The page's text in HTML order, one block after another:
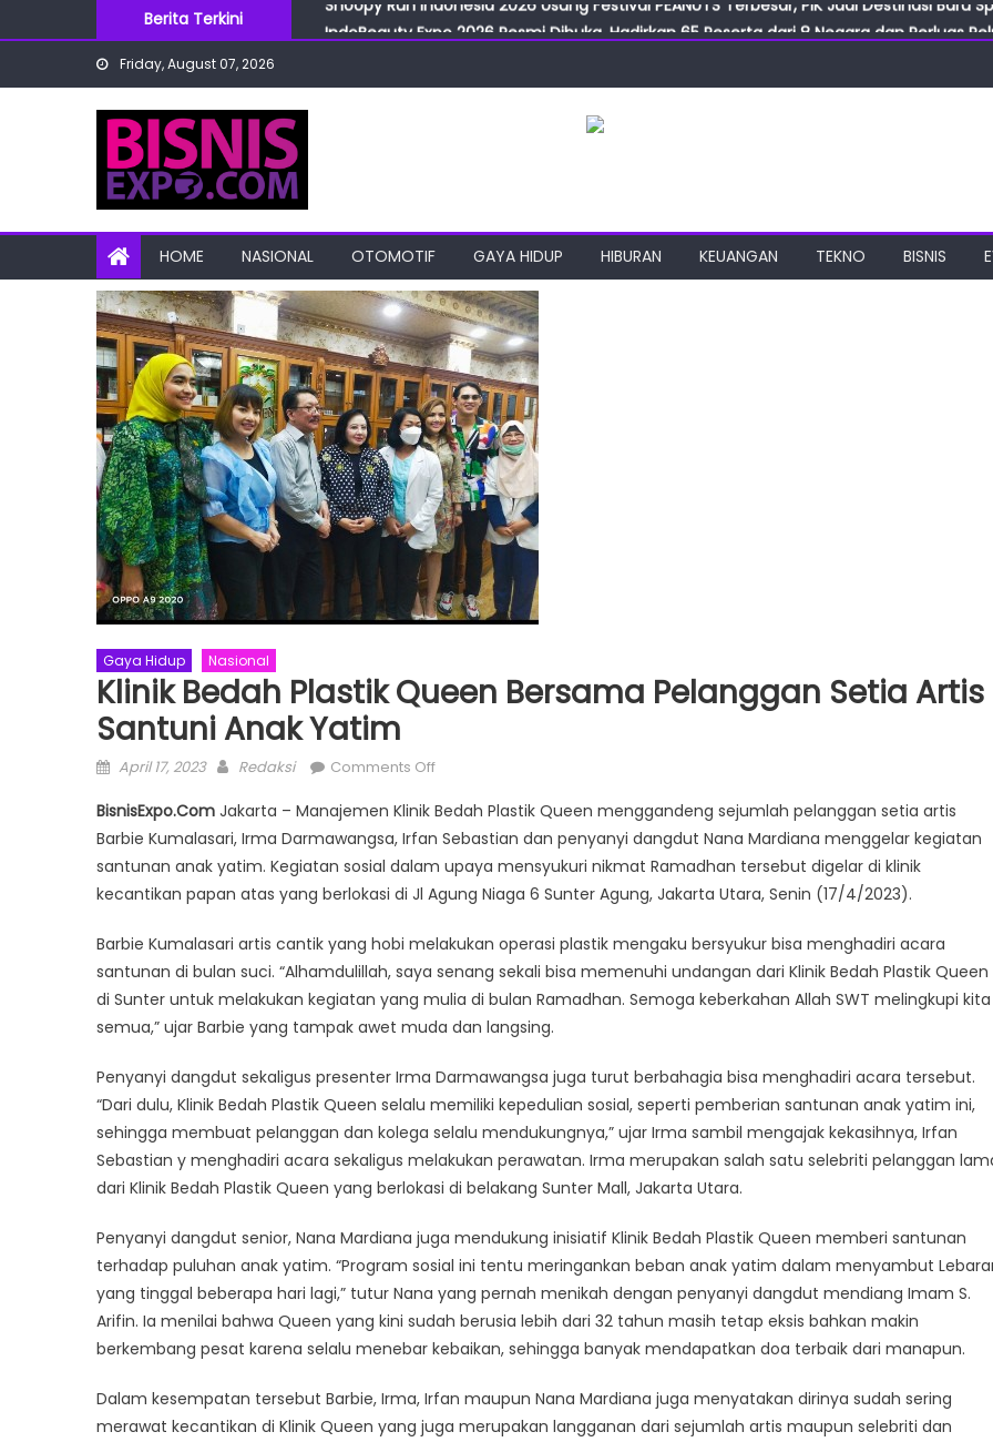
to
Berita Terkini
IndoBeauty Expo 2026 Resmi Dibuka, Hadirkan 65 Peserta dari 8 Negara dan Perluas
Snoopy Run Indonesia 2026 Usung Festival PEANUTS Terbesar, PIK Jadi Destinasi Baru
Friday, August 07, 2026
HOME NASIONAL OTOMOTIF GAYA HIDUP HIBURAN KEUANGAN TEKNO BISNIS
Gaya Hidup Nasional
Klinik Bedah Plastik Queen Bersama Pelanggan Setia Artis
Santuni Anak Yatim
Posted
April 17, 2023 Author
Redaksi Comments Offon
Bedah
Plastik
Queen
Bersama
Setia
Artis
Santuni
Anak
BisnisExpo.Com Jakarta – Manajemen Klinik Bedah Plastik Queen menggandeng sejumlah pelanggan setia artis
Barbie Kumalasari, Irma Darmawangsa, Irfan Sebastian dan penyanyi dangdut Nana Mardiana menggelar kegiatan
santunan anak yatim. Kegiatan sosial dalam upaya mensyukuri nikmat Ramadhan tersebut digelar di klinik
kecantikan papan atas yang berlokasi di Jl Agung Niaga 6 Sunter Agung, Jakarta Utara, Senin (17/4/2023).
Barbie Kumalasari artis cantik yang hobi melakukan operasi plastik mengaku bersyukur bisa menghadiri acara
santunan di bulan suci. “Alhamdulillah, saya senang sekali bisa memenuhi undangan dari Klinik Bedah Plastik Queen
di Sunter untuk melakukan kegiatan yang mulia di bulan Ramadhan. Semoga keberkahan Allah SWT melingkupi kita
semua,” ujar Barbie yang tampak awet muda dan langsing.
Penyanyi dangdut sekaligus presenter Irma Darmawangsa juga turut berbahagia bisa menghadiri acara tersebut.
“Dari dulu, Klinik Bedah Plastik Queen selalu memiliki kepedulian sosial, seperti pemberian santunan anak yatim ini,
sehingga membuat pelanggan dan kolega selalu mendukungnya,” ujar Irma sambil mengajak kekasihnya, Irfan
Sebastian y menghadiri acara sekaligus melakukan perawatan. Irma merupakan salah satu selebriti pelanggan
dari Klinik Bedah Plastik Queen yang berlokasi di belakang Sunter Mall, Jakarta Utara.
Penyanyi dangdut senior, Nana Mardiana juga mendukung inisiatif Klinik Bedah Plastik Queen memberi santunan
terhadap puluhan anak yatim. “Program sosial ini tentu meringankan beban anak yatim dalam menyambut
yang tinggal beberapa hari lagi,” tutur Nana yang pernah menikah dengan penyanyi dangdut mendiang Imam S.
Arifin. Ia menilai bahwa Queen yang kini sudah berusia lebih dari 32 tahun masih tetap eksis bahkan makin
berkembang pesat karena selalu menebar kebaikan, sehingga banyak mendapatkan doa terbaik dari manapun.
Dalam kesempatan tersebut Barbie, Irma, Irfan maupun Nana Mardiana juga menyatakan dirinya sudah sering
merawat kecantikan di Klinik Queen yang juga merupakan langganan dari sejumlah artis maupun selebriti dan